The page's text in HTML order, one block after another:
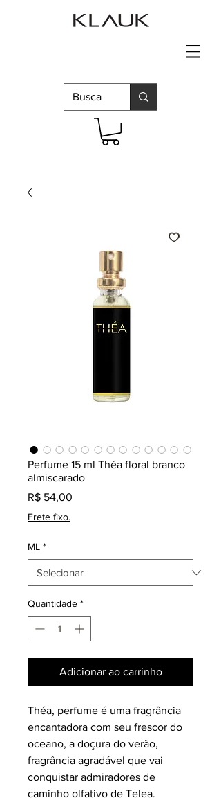
Perfume 15 ml Théa floral branco
almiscarado
R$ 54,00
Frete fixo.
ML *
Quantidade *
Adicionar ao carrinho
Théa, perfume é uma fragrância
encantadora com seu frescor do
oceano, a doçura do verão,
fragrância agradável que vai
conquistar admiradores de
caminho olfativo de Telea.